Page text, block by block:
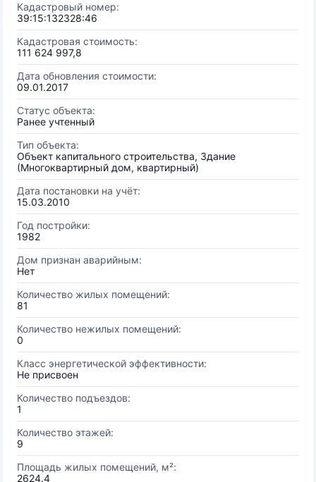
Кадастровый номер:
39:15:132328:46
Кадастровая стоимость:
111 624 997,8
Дата обновления стоимости:
09.01.2017
Статус объекта:
Ранее учтенный
Тип объекта:
Объект капитального строительства, Здание
(Многоквартирный дом, квартирный)
Дата постановки на учёт:
15.03.2010
Год постройки:
1982
Дом признан аварийным:
Нет
Количество жилых помещений:
81
Количество нежилых помещений:
0
Класс энергетической эффективности:
Не присвоен
Количество подъездов:
1
Количество этажей:
9
Площадь жилых помещений, м²:
2624.4